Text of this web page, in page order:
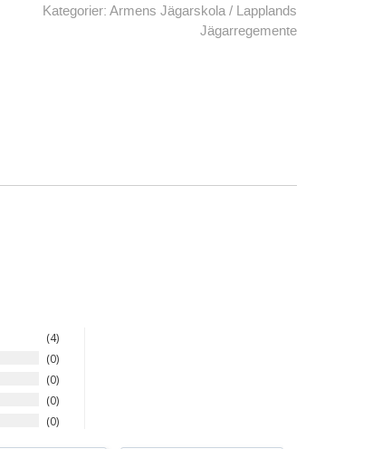
Kategorier: Armens Jägarskola / Lapplands
Jägarregemente
4
0
0
0
0